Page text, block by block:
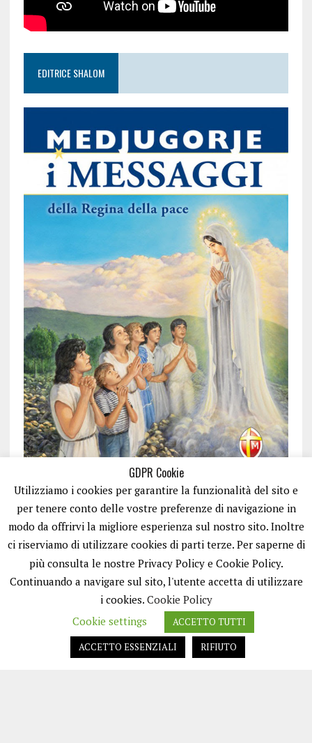
EDITRICE SHALOM
ISCRIVITI
GDPR Cookie
Utilizziamo i cookies per garantire la funzionalità del sito e
per tenere conto delle vostre preferenze di navigazione in
modo da offrirvi la migliore esperienza sul nostro sito. Inoltre
ci riserviamo di utilizzare cookies di parti terze. Per saperne di
più consulta le nostre Privacy Policy e Cookie Policy.
Continuando a navigare sul sito, l'utente accetta di utilizzare
i cookies. Cookie Policy
Cookie settings
ACCETTO TUTTI
ACCETTO ESSENZIALI
RIFIUTO